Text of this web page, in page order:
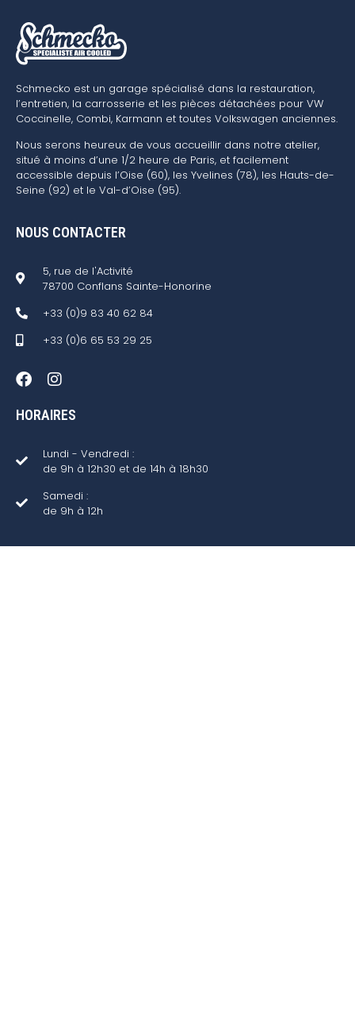
Schmecko est un garage spécialisé dans la restauration,
l’entretien, la carrosserie et les pièces détachées pour VW
Coccinelle, Combi, Karmann et toutes Volkswagen anciennes.
Nous serons heureux de vous accueillir dans notre atelier,
situé à moins d’une 1/2 heure de Paris, et facilement
accessible depuis l’Oise (60), les Yvelines (78), les Hauts-de-
Seine (92) et le Val-d’Oise (95).
NOUS CONTACTER
5, rue de l'Activité
78700 Conflans Sainte-Honorine
+33 (0)9 83 40 62 84
+33 (0)6 65 53 29 25
HORAIRES
Lundi - Vendredi :
de 9h à 12h30 et de 14h à 18h30
Samedi :
de 9h à 12h